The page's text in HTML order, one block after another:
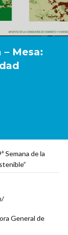
– Mesa:
Semana de la
General de